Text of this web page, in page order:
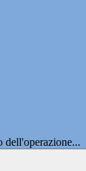
dell'operazione...